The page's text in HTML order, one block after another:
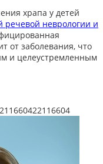
храпа у детей
речевой неврологии и
от заболевания, что
и целеустремленным